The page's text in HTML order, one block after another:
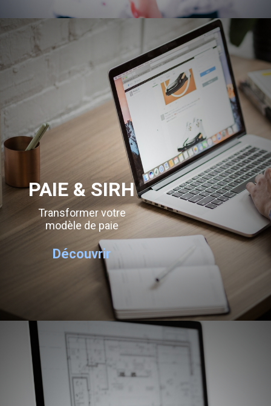
PAIE & SIRH
Transformer votre
modèle de paie
Découvrir